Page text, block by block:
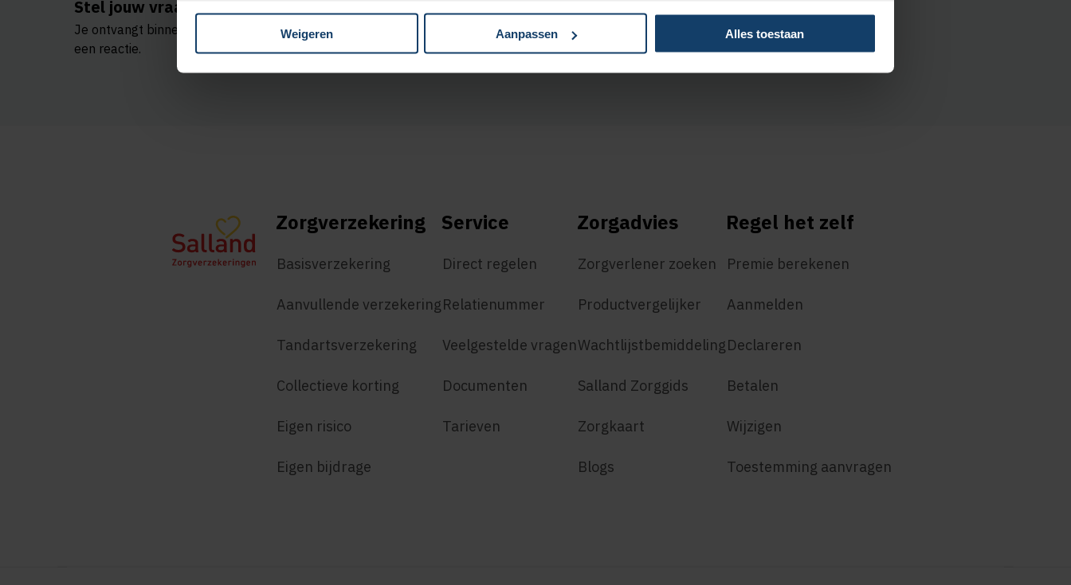
Weigeren Aanpassen Alles toestaan
Stel jouw vraag
Je ontvangt binnen 5 werkdagen
een reactie.
Binnen 1 uur ontvang je een
appje terug.
De gemiddelde wachttijd is 1,5 min. Volg Salland
Zorgverzekering
Basisverzekering
Aanvullende verzekering
Tandartsverzekering
Collectieve korting
Eigen risico
Eigen bijdrage
Service
Direct regelen
Relatienummer
Veelgestelde vragen
Documenten
Tarieven
Zorgadvies
Zorgverlener zoeken
Productvergelijker
Wachtlijstbemiddeling
Salland Zorggids
Zorgkaart
Blogs
Regel het zelf
Premie berekenen
Aanmelden
Declareren
Betalen
Wijzigen
Toestemming aanvragen